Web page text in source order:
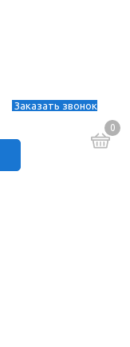
Заказать звонок
0